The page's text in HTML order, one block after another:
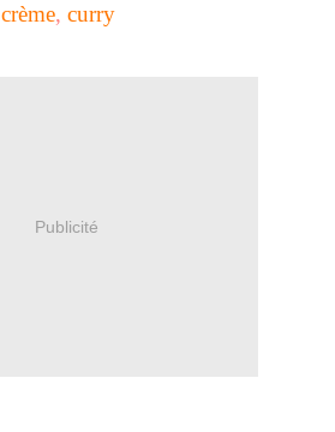
crème, curry
Publicité